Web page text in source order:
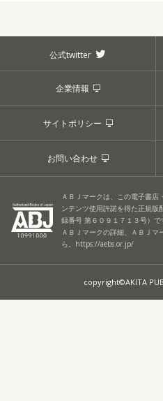
公式twitter
企業情報
サイトポリシー
お問い合わせ
ＡＢＪマークは、この電子書店
ンテンツ使用許諾を得た正規版
録番号 第６０９１７１３号）で
ＡＢＪマークの詳細、ＡＢＪマ
ら。 https://aebs.or.jp/
copyright©AKITA